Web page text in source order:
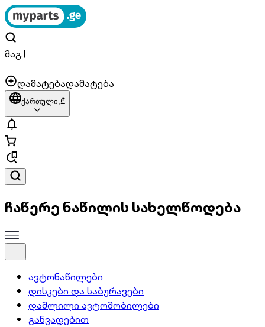
მაგ.|
დამატებადამატება
ქართული,₾
ჩაწერე ნაწილის სახელწოდება
ავტონაწილები
დისკები და საბურავები
დაშლილი ავტომობილები
განვადებით